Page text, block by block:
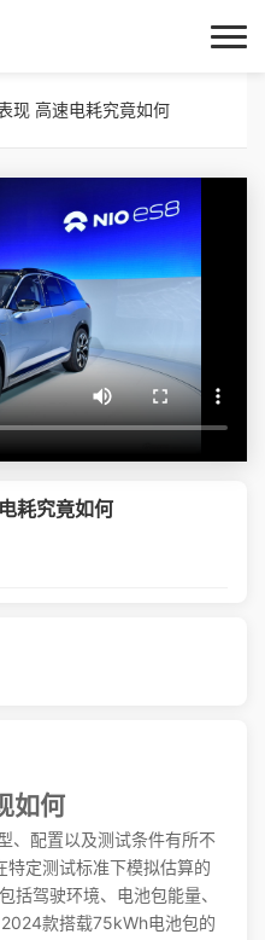
现 高速电耗究竟如何
耗究竟如何
如何
、配置以及测试条件有所不
特定测试标准下模拟估算的
括驾驶环境、电池包能量、
款搭载75kWh电池包的